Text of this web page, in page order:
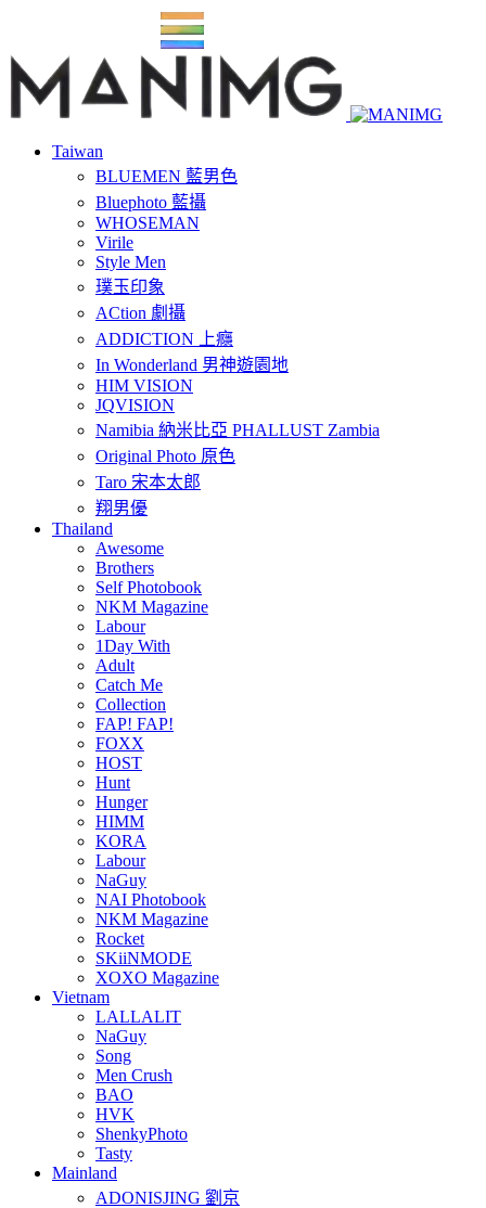
Taiwan
BLUEMEN 藍男色
Bluephoto 藍攝
WHOSEMAN
Virile
Style Men
璞玉印象
ACtion 劇攝
ADDICTION 上癮
In Wonderland 男神遊園地
HIM VISION
JQVISION
Namibia 納米比亞 PHALLUST Zambia
Original Photo 原色
Taro 宋本太郎
翔男優
Thailand
Awesome
Brothers
Self Photobook
NKM Magazine
Labour
1Day With
Adult
Catch Me
Collection
FAP! FAP!
FOXX
HOST
Hunt
Hunger
HIMM
KORA
Labour
NaGuy
NAI Photobook
NKM Magazine
Rocket
SKiiNMODE
XOXO Magazine
Vietnam
LALLALIT
NaGuy
Song
Men Crush
BAO
HVK
ShenkyPhoto
Tasty
Mainland
ADONISJING 劉京